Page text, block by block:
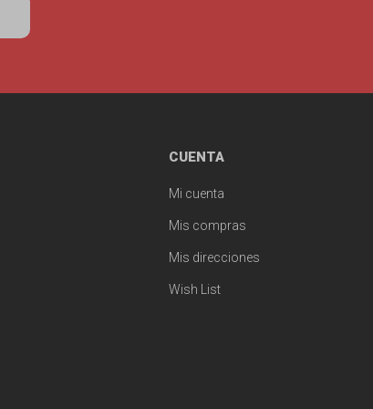
CUENTA
Mi cuenta
Mis compras
Mis direcciones
Wish List